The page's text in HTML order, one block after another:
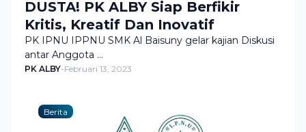
DUSTA! PK ALBY Siap Berfikir
Kritis, Kreatif Dan Inovatif
PK IPNU IPPNU SMK Al Baisuny gelar kajian Diskusi
antar Anggota …
PK ALBY-Februari 13, 2023
Berita